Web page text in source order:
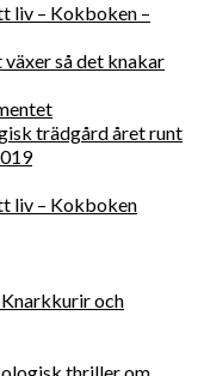
liv – Kokboken –
så det knakar
trädgård året runt
liv – Kokboken
och